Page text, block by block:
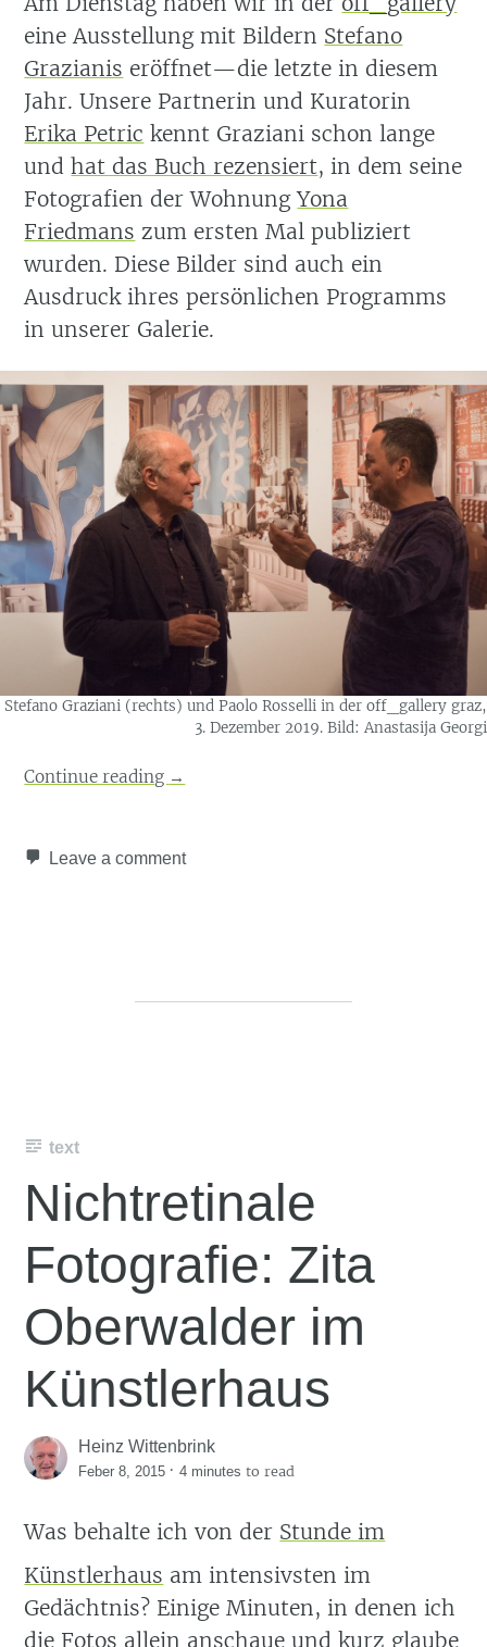
eine Ausstellung mit Bildern Stefano
Grazianis eröffnet—die letzte in diesem
Jahr. Unsere Partnerin und Kuratorin
Erika Petric kennt Graziani schon lange
undhat das Buch rezensiert, in dem seine
Fotografien der WohnungYona
Friedmans zum ersten Mal publiziert
wurden. Diese Bilder sind auch ein
Ausdruck ihres persönlichen Programms
in unserer Galerie.
Stefano Graziani (rechts) und Paolo Rosselli in der off_gallery graz,
3. Dezember 2019. Bild: Anastasija Georgi
Continue reading →
Leave a comment
text
Nichtretinale
Fotografie: Zita
Oberwalder im
Künstlerhaus
Heinz Wittenbrink
Feber 8, 2015 ·4 minutes to read
Was behalte ich von der Stunde im
Künstlerhaus am intensivsten im
Gedächtnis? Einige Minuten, in denen ich
die Fotos allein anschaue und kurz glaube